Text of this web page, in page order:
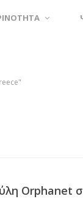
Orphanet